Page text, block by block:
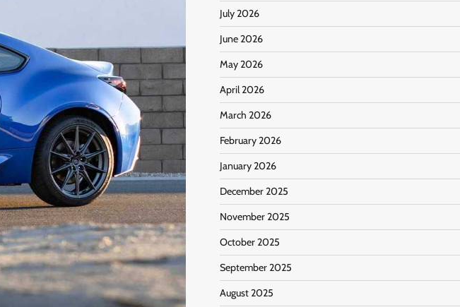
July 2026
June 2026
May 2026
April 2026
March 2026
February 2026
January 2026
December 2025
November 2025
October 2025
September 2025
August 2025